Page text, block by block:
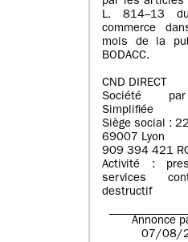
L. 814–13
commerce
mois de la
BODACC.
CND DIRECT
Société
Simplifiée
Siège social :
69007 Lyon
909 394 421
Activité :
services
destructif
Annonce
07/08/